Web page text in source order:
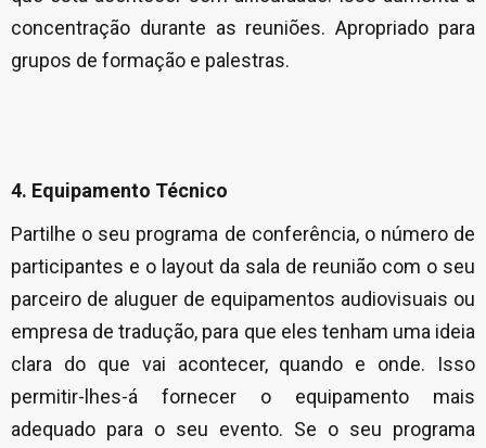
concentração durante as reuniões. Apropriado para
grupos de formação e palestras.
4. Equipamento Técnico
Partilhe o seu programa de conferência, o número de
participantes e o layout da sala de reunião com o seu
parceiro de aluguer de equipamentos audiovisuais ou
empresa de tradução, para que eles tenham uma ideia
clara do que vai acontecer, quando e onde. Isso
permitir-lhes-á fornecer o equipamento mais
adequado para o seu evento. Se o seu programa